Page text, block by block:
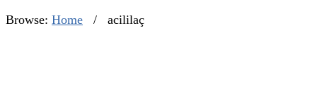
Browse: Home / acililaç